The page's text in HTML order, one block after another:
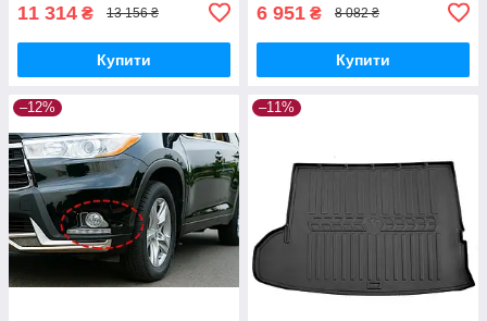
11 314 ₴ 13 156 ₴
Купити
6 951 ₴ 8 082 ₴
Купити
–12% –11%